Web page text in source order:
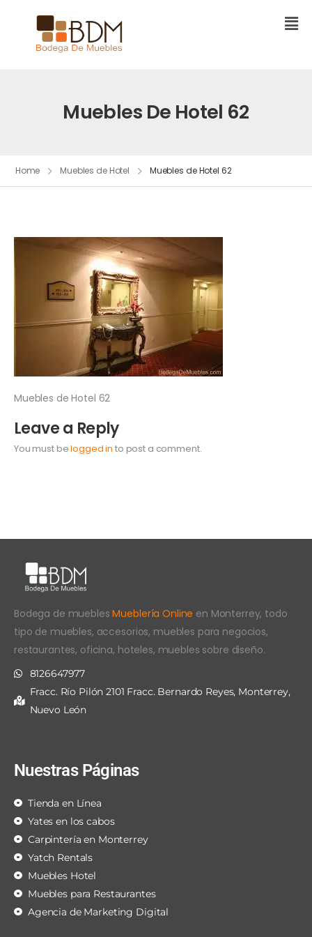
Muebles De Hotel 62
Home Muebles de Hotel Muebles de Hotel 62
Muebles de Hotel 62
Leave a Reply
You must belogged in to post a comment.
Bodega de mueblesMueblería Online en Monterrey, todo
tipo de muebles, accesorios, muebles para negocios,
restaurantes, oficina, hoteles, muebles sobre diseño.
8126647977
Fracc. Río Pilón 2101 Fracc. Bernardo Reyes, Monterrey,
Nuevo León
Nuestras Páginas
Tienda en Línea
Yates en los cabos
Carpintería en Monterrey
Yatch Rentals
Muebles Hotel
Muebles para Restaurantes
Agencia de Marketing Digital